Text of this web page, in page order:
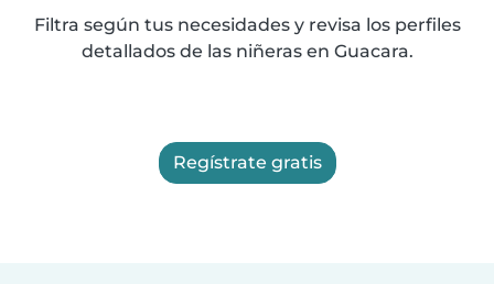
Filtra según tus necesidades y revisa los perfiles
detallados de las niñeras en Guacara.
Regístrate gratis